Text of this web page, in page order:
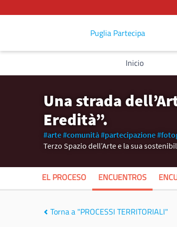
Puglia Partecipa
Inicio
Una strada
Eredità”.
#arte#comunità#partecipazione
Terzo Spazio dell’Arte e la sua
EL PROCESO ENCUENTROS
Torna a "PROCESSI TERRITORIALI"